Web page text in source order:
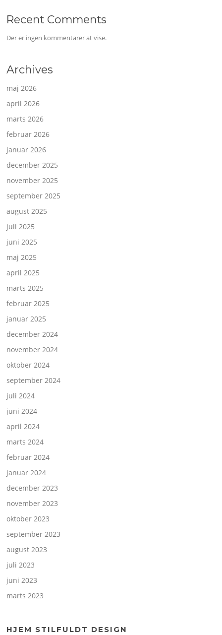
Recent Comments
Der er ingen kommentarer at vise.
Archives
maj 2026
april 2026
marts 2026
februar 2026
januar 2026
december 2025
november 2025
september 2025
august 2025
juli 2025
juni 2025
maj 2025
april 2025
marts 2025
februar 2025
januar 2025
december 2024
november 2024
oktober 2024
september 2024
juli 2024
juni 2024
april 2024
marts 2024
februar 2024
januar 2024
december 2023
november 2023
oktober 2023
september 2023
august 2023
juli 2023
juni 2023
marts 2023
HJEM STILFULDT DESIGN